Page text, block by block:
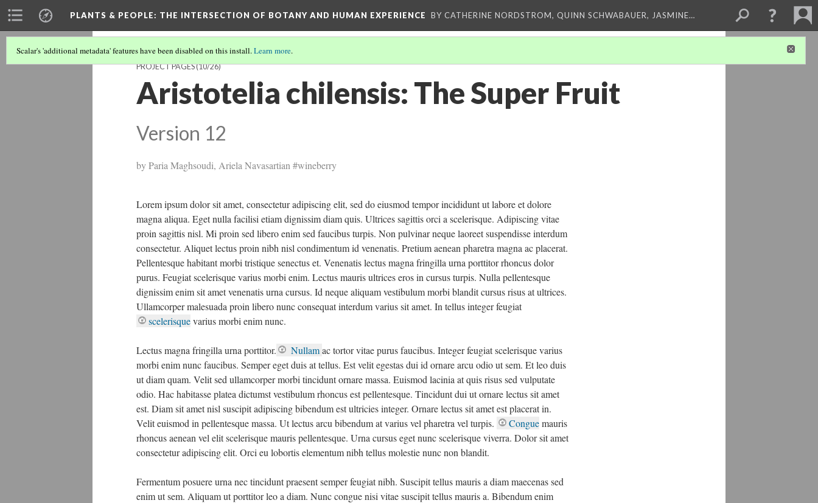
PLANTS & PEOPLE: THE INTERSECTION OF BOTANY AND HUMAN EXPERIENCE BY CATHERINE NORDSTROM, QUINN SCHWABAUER, JASMINE…
Scalar's 'additional metadata' features have been disabled on this install.Learn more.
PROJECT PAGES(10/26)
Aristotelia chilensis: The Super Fruit
Version 12
by Paria Maghsoudi, Ariela Navasartian #wineberry
Lorem ipsum dolor sit amet, consectetur adipiscing elit, sed do eiusmod tempor incididunt ut labore et dolore
magna aliqua. Eget nulla facilisi etiam dignissim diam quis. Ultrices sagittis orci a scelerisque. Adipiscing vitae
proin sagittis nisl. Mi proin sed libero enim sed faucibus turpis. Non pulvinar neque laoreet suspendisse interdum
consectetur. Aliquet lectus proin nibh nisl condimentum id venenatis. Pretium aenean pharetra magna ac placerat.
Pellentesque habitant morbi tristique senectus et. Venenatis lectus magna fringilla urna porttitor rhoncus dolor
purus. Feugiat scelerisque varius morbi enim. Lectus mauris ultrices eros in cursus turpis. Nulla pellentesque
dignissim enim sit amet venenatis urna cursus. Id neque aliquam vestibulum morbi blandit cursus risus at ultrices.
Ullamcorper malesuada proin libero nunc consequat interdum varius sit amet. In tellus integer feugiat
scelerisquevarius morbi enim nunc.
Lectus magna fringilla urna porttitor. Nullamac tortor vitae purus faucibus. Integer feugiat scelerisque varius
morbi enim nunc faucibus. Semper eget duis at tellus. Est velit egestas dui id ornare arcu odio ut sem. Et leo duis
ut diam quam. Velit sed ullamcorper morbi tincidunt ornare massa. Euismod lacinia at quis risus sed vulputate
odio. Hac habitasse platea dictumst vestibulum rhoncus est pellentesque. Tincidunt dui ut ornare lectus sit amet
est. Diam sit amet nisl suscipit adipiscing bibendum est ultricies integer. Ornare lectus sit amet est placerat in.
Velit euismod in pellentesque massa. Ut lectus arcu bibendum at varius vel pharetra vel turpis.
Conguemauris
rhoncus aenean vel elit scelerisque mauris pellentesque. Urna cursus eget nunc scelerisque viverra. Dolor sit amet
consectetur adipiscing elit. Orci eu lobortis elementum nibh tellus molestie nunc non blandit.
Fermentum posuere urna nec tincidunt praesent semper feugiat nibh. Suscipit tellus mauris a diam maecenas sed
enim ut sem. Aliquam ut porttitor leo a diam. Nunc congue nisi vitae suscipit tellus mauris a. Bibendum enim